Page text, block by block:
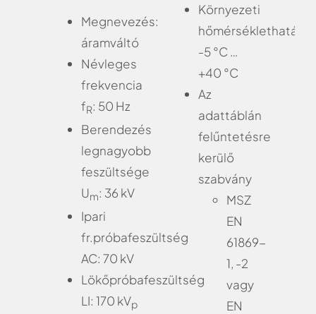
Megnevezés:
áramváltó
Névleges
frekvencia
fR: 50 Hz
Berendezés
legnagyobb
feszültsége
Um: 36 kV
Ipari
fr.próbafeszültség
AC: 70 kV
Lökőpróbafeszültség
LI: 170 kVp
Környezeti
-5 °C …
+40 °C
Az
adattáblán
felűntetésre
kerülő
szabvány
MSZ
EN
61869-
1, -2
vagy
EN